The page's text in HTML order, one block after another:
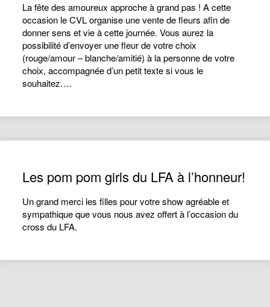
La fête des amoureux approche à grand pas ! A cette
occasion le CVL organise une vente de fleurs afin de
donner sens et vie à cette journée. Vous aurez la
possibilité d’envoyer une fleur de votre choix
(rouge/amour – blanche/amitié) à la personne de votre
choix, accompagnée d’un petit texte si vous le
souhaitez….
Les pom pom girls du LFA à l’honneur!
Un grand merci les filles pour votre show agréable et
sympathique que vous nous avez offert à l’occasion du
cross du LFA.